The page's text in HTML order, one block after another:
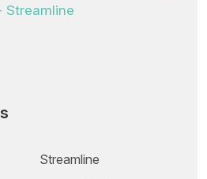
Streamline
Streamline